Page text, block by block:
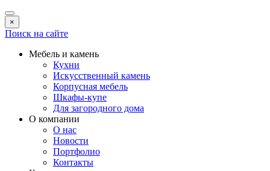
×
Поиск на сайте
Мебель и камень
Кухни
Искусственный камень
Корпусная мебель
Шкафы-купе
Для загородного дома
О компании
О нас
Новости
Портфолио
Контакты